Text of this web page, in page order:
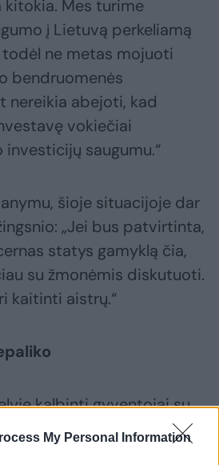
My Personal Information
Mes turime
į Lietuvą perkeliamą
ne metas mojuoti
bendruomenės
nereikia abejoti, kad
vokiečiai
saugumu.“
šioje situacijoje dar
„Jei bus patvirtinta,
statys gamyklą čia,
su žmonėmis diskutuoti.
kaitinti aistrų.“
kalbinti gyventojai su
bendravo nenoriai.